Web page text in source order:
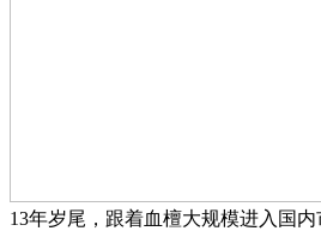
13年岁尾，跟着血檀大规模进入国